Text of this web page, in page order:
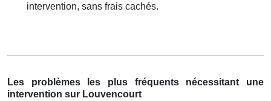
intervention, sans frais cachés.
Les problèmes les plus fréquents nécessitant une
intervention sur Louvencourt